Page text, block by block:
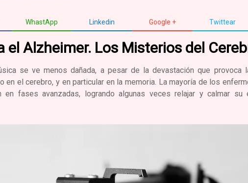
WhastApp Linkedin Google + Twittear
el Alzheimer. Los Misterios del
se ve menos dañada, a pesar de la devastación que provoca
en el cerebro, y en particular en la memoria. La mayoría de los
en fases avanzadas, logrando algunas veces relajar y calmar su